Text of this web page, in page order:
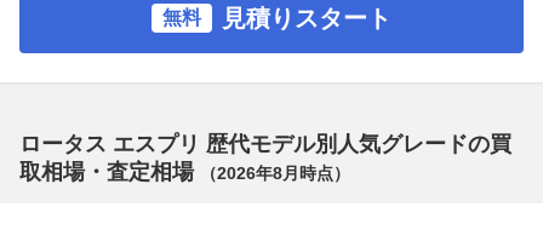
無料 見積りスタート
ロータス エスプリ 歴代モデル別人気グレードの買
取相場・査定相場
（2026年8月時点）